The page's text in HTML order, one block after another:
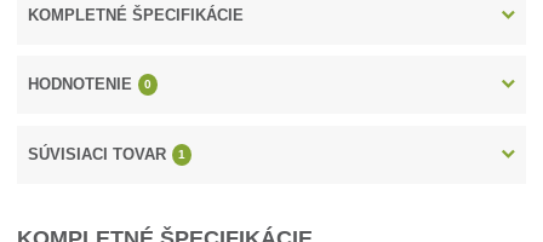
KOMPLETNÉ ŠPECIFIKÁCIE
HODNOTENIE 0
SÚVISIACI TOVAR 1